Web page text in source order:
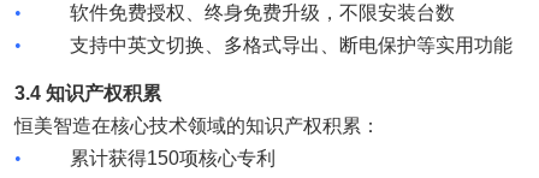
•
软件免费授权、终身免费升级，不限安装台数
•
支持中英文切换、多格式导出、断电保护等实用功能
3.4 知识产权积累
恒美智造在核心技术领域的知识产权积累：
•
累计获得150项核心专利